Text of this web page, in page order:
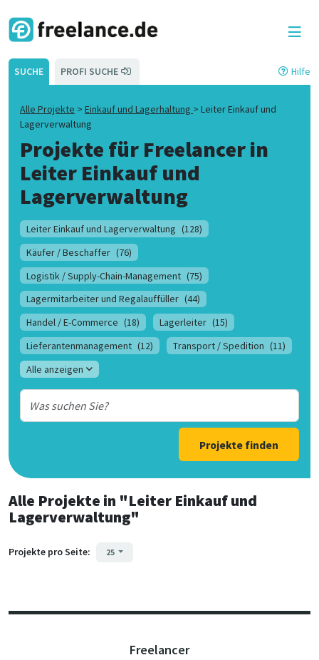
SUCHE PROFI SUCHE Hilfe
Alle Projekte > Einkauf und Lagerhaltung > Leiter Einkauf und
Lagerverwaltung
Projekte für Freelancer in
Leiter Einkauf und
Lagerverwaltung
Leiter Einkauf und Lagerverwaltung (128)
Käufer / Beschaffer (76)
Logistik / Supply-Chain-Management (75)
Lagermitarbeiter und Regalauffüller (44)
Handel / E-Commerce (18) Lagerleiter (15)
Lieferantenmanagement (12) Transport / Spedition (11)
Alle anzeigen
Projekte finden
Alle Projekte in "Leiter Einkauf und
Lagerverwaltung"
Projekte pro Seite: 25
Freelancer